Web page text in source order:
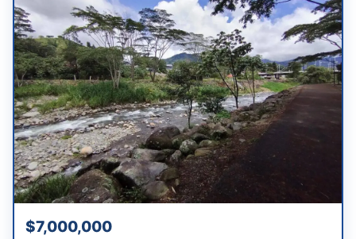
$7,000,000